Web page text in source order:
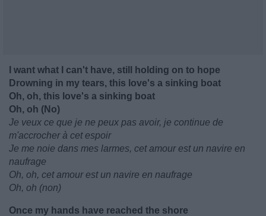
I want what I can't have, still holding on to hope
Drowning in my tears, this love's a sinking boat
Oh, oh, this love's a sinking boat
Oh, oh (No)
Je veux ce que je ne peux pas avoir, je continue de
m'accrocher à cet espoir
Je me noie dans mes larmes, cet amour est un navire en
naufrage
Oh, oh, cet amour est un navire en naufrage
Oh, oh (non)
Once my hands have reached the shore